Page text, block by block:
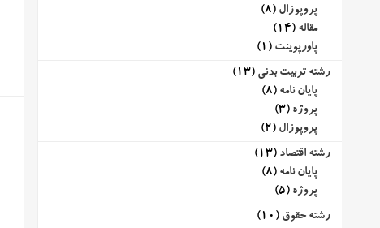
پروپوزال (8)
مقاله (14)
پاورپوینت (1)
رشته تربیت بدنی (13)
پایان نامه (8)
پروژه (3)
پروپوزال (2)
رشته اقتصاد (13)
پایان نامه (8)
پروژه (5)
رشته حقوق (10)